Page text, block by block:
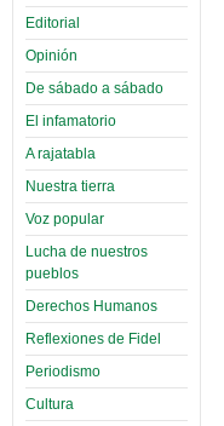
Editorial
Opinión
De sábado a sábado
El infamatorio
A rajatabla
Nuestra tierra
Voz popular
Lucha de nuestros
pueblos
Derechos Humanos
Reflexiones de Fidel
Periodismo
Cultura